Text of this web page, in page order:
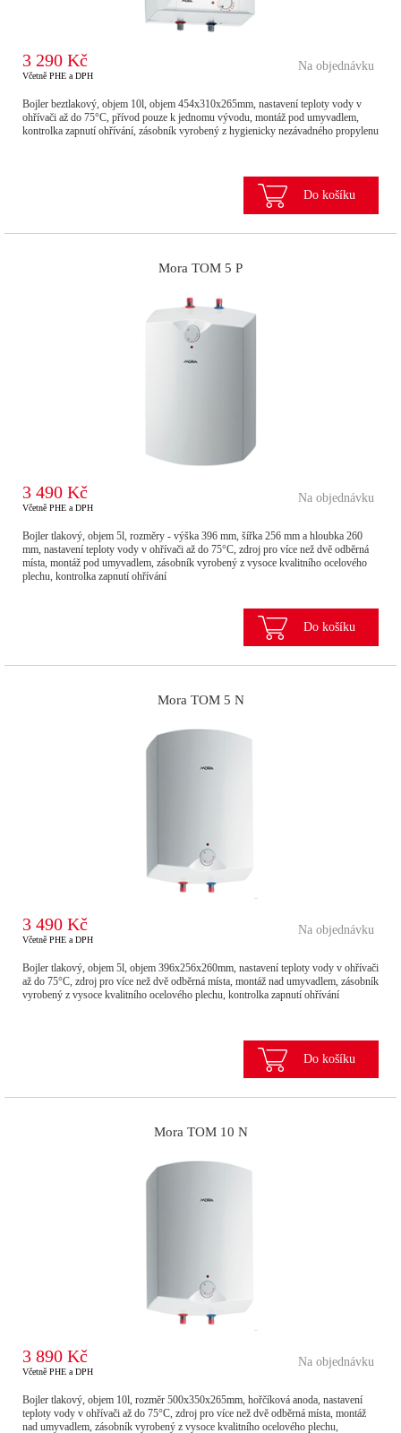
3 290 Kč
Včetně PHE a DPH
Na objednávku
Bojler beztlakový, objem 10l, objem 454x310x265mm, nastavení teploty vody v
ohřívači až do 75°C, přívod pouze k jednomu vývodu, montáž pod umyvadlem,
kontrolka zapnutí ohřívání, zásobník vyrobený z hygienicky nezávadného propylenu
Do košíku
Mora TOM 5 P
3 490 Kč
Včetně PHE a DPH
Na objednávku
Bojler tlakový, objem 5l, rozměry - výška 396 mm, šířka 256 mm a hloubka 260
mm, nastavení teploty vody v ohřívači až do 75°C, zdroj pro více než dvě odběrná
místa, montáž pod umyvadlem, zásobník vyrobený z vysoce kvalitního ocelového
plechu, kontrolka zapnutí ohřívání
Do košíku
Mora TOM 5 N
3 490 Kč
Včetně PHE a DPH
Na objednávku
Bojler tlakový, objem 5l, objem 396x256x260mm, nastavení teploty vody v ohřívači
až do 75°C, zdroj pro více než dvě odběrná místa, montáž nad umyvadlem, zásobník
vyrobený z vysoce kvalitního ocelového plechu, kontrolka zapnutí ohřívání
Do košíku
Mora TOM 10 N
3 890 Kč
Včetně PHE a DPH
Na objednávku
Bojler tlakový, objem 10l, rozměr 500x350x265mm, hořčíková anoda, nastavení
teploty vody v ohřívači až do 75°C, zdroj pro více než dvě odběrná místa, montáž
nad umyvadlem, zásobník vyrobený z vysoce kvalitního ocelového plechu,